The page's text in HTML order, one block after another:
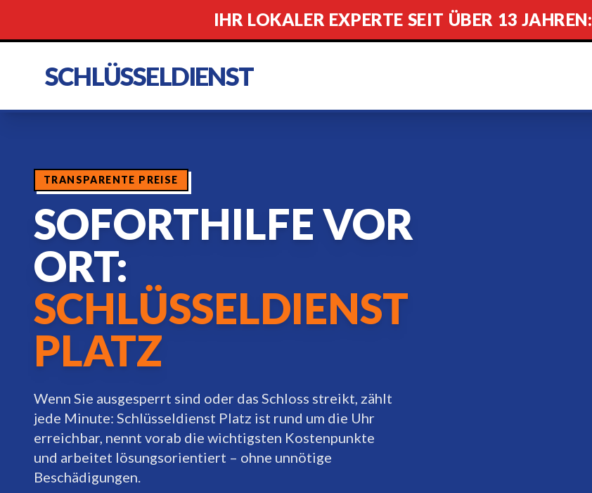
IHR LOKALER EXPERTE SEIT ÜBER 13 JAHREN:
SCHLÜSSELDIENST
TRANSPARENTE PREISE
SOFORTHILFE VOR
ORT:
SCHLÜSSELDIENST
PLATZ
Wenn Sie ausgesperrt sind oder das Schloss streikt, zählt
jede Minute: Schlüsseldienst Platz ist rund um die Uhr
erreichbar, nennt vorab die wichtigsten Kostenpunkte
und arbeitet lösungsorientiert – ohne unnötige
Beschädigungen.